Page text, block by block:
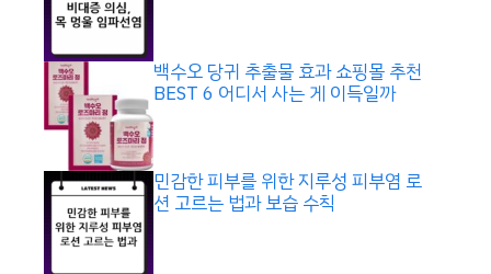
백수오 당귀 추출물 효과 쇼핑몰 추천
BEST 6 어디서 사는 게 이득일까
민감한 피부를 위한 지루성 피부염 로
션 고르는 법과 보습 수칙